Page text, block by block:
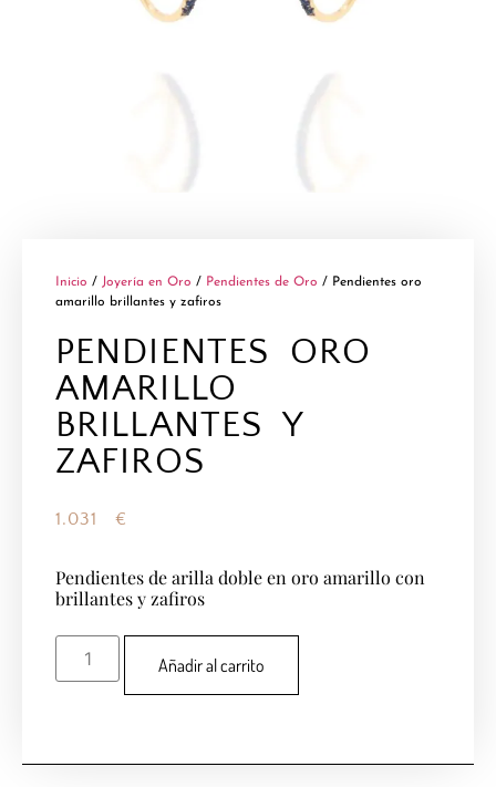
Inicio / Joyería en Oro / Pendientes de Oro / Pendientes oro
amarillo brillantes y zafiros
PENDIENTES ORO
AMARILLO
BRILLANTES Y
ZAFIROS
1.031 €
Pendientes de arilla doble en oro amarillo con
brillantes y zafiros
Añadir al carrito